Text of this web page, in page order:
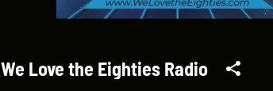
We Love the Eighties Radio